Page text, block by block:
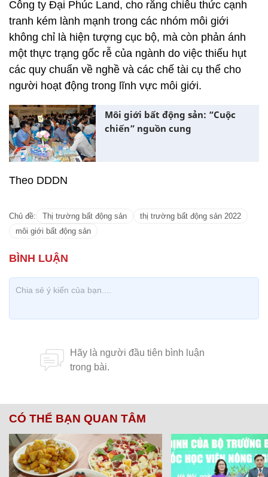
Công ty Đại Phúc Land, cho rằng chiêu thức cạnh
tranh kém lành mạnh trong các nhóm môi giới
không chỉ là hiện tượng cục bộ, mà còn phản ánh
một thực trạng gốc rễ của ngành do việc thiếu hụt
các quy chuẩn về nghề và các chế tài cụ thể cho
người hoạt động trong lĩnh vực môi giới.
Môi giới bất động sản: “Cuộc
chiến” nguồn cung
Theo DDDN
Chủ đề: Thị trường bất động sản
thị trường bất động sản 2022
môi giới bất động sản
CÓ THỂ BẠN QUAN TÂM